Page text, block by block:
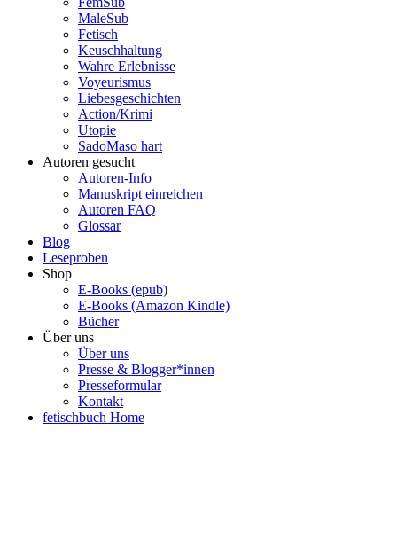
MaleSub
Fetisch
Keuschhaltung
Wahre Erlebnisse
Voyeurismus
Liebesgeschichten
Action/Krimi
Utopie
SadoMaso hart
Autoren gesucht
Autoren-Info
Manuskript einreichen
Autoren FAQ
Glossar
Blog
Leseproben
Shop
E-Books (epub)
E-Books (Amazon Kindle)
Bücher
Über uns
Über uns
Presse & Blogger*innen
Presseformular
Kontakt
fetischbuch Home